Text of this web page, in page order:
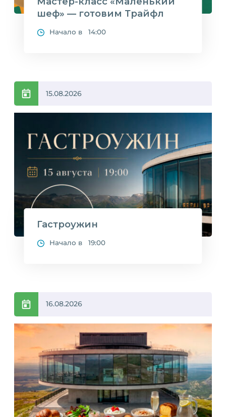
шеф» — готовим Трайфл
Начало в 14:00
15.08.2026
Гастроужин
Начало в 19:00
16.08.2026